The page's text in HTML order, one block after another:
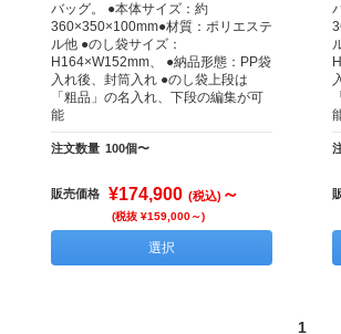
バッグ。 ●本体サイズ：約
360×350×100mm●材質：ポリエステ
ル他 ●のし袋サイズ：
H164×W152mm、 ●納品形態：PP袋
入れ後、封筒入れ ●のし袋上段は
「粗品」の名入れ、下段の編集が可
能
注文数量 100個〜
販売価格 ¥174,900 (税込) ～
(税抜 ¥159,000～)
選択
1